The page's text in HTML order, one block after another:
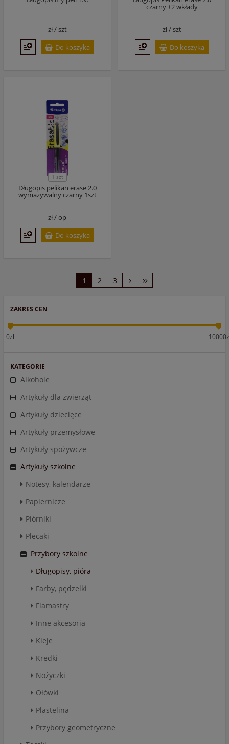
ZAKRES CEN
0zł
KATEGORIE
Alkohole
Artykuły dla zwierząt
Artykuły dziecięce
Artykuły przemysłowe
Artykuły spożywcze
Artykuły szkolne
Notesy, kalendarze
Papiernicze
Piórniki
Plecaki
Przybory szkolne
Długopisy, pióra
Farby, pędzelki
Flamastry
Inne akcesoria
Kleje
Kredki
Nożyczki
Ołówki
Plastelina
Przybory geometryczne
zł /szt
Do koszyka
czarny +2 wkłady
zł /szt
Do koszyka
1 szt
Długopis pelikan erase 2.0
wymazywalny czarny 1szt
zł /op
Do koszyka
1 2 3